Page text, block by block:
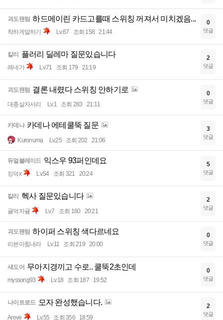
괴도팬텀 하드메이린 카드고를때 스위칭 꺼져서 미치겠음...
착하게말하기 Lv.67 조회 158 21:44
0
댓글
칼리 플러리 딜레마 질문있습니다
레네가 Lv.71 조회 179 21:19
2
댓글
괴도팬텀 결론 내렸다 스위칭 안하기로
대충살자서리 Lv.1 조회 283 21:11
0
댓글
카데나 카데나 에테쿨뚝 질문
Kuronuma Lv.25 조회 202 21:06
3
댓글
듀얼블레이드 익스우 93퍼인데요
킹덕x Lv.54 조회 321 20:24
5
댓글
칼리 헥사 질문있습니다
귤먹자귤 Lv.7 조회 160 20:21
2
댓글
괴도팬텀 하이퍼 스위칭 색다르네요
리븐아힘내라 Lv.11 조회 219 20:00
0
댓글
섀도어 무아지경끼고 수로.. 쿨뚝2초인데
myssong93 Lv.18 조회 187 19:52
0
댓글
나이트로드 모자 완성했습니다.
Areve Lv.55 조회 356 18:59
2
댓글